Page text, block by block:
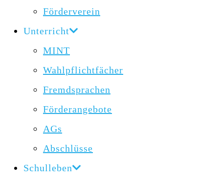
Förderverein
Unterricht
MINT
Wahlpflichtfächer
Fremdsprachen
Förderangebote
AGs
Abschlüsse
Schulleben